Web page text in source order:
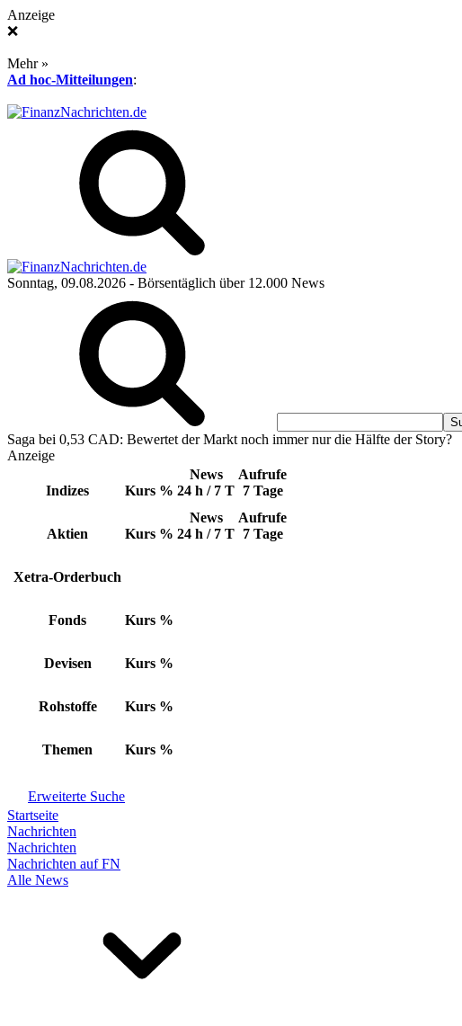
Anzeige
❌
Mehr »
Ad hoc-Mitteilungen:
Sonntag, 09.08.2026 - Börsentäglich über 12.000 News
Saga bei 0,53 CAD: Bewertet der Markt noch immer nur die Hälfte der Story?
Anzeige
Indizes Kurs %
News
24 h / 7 T
Aufrufe
7 Tage
Aktien Kurs %
News
24 h / 7 T
Aufrufe
7 Tage
Xetra-Orderbuch
Fonds Kurs %
Devisen Kurs %
Rohstoffe Kurs %
Themen Kurs %
Erweiterte Suche
Startseite
Nachrichten
Nachrichten
Nachrichten auf FN
Alle News